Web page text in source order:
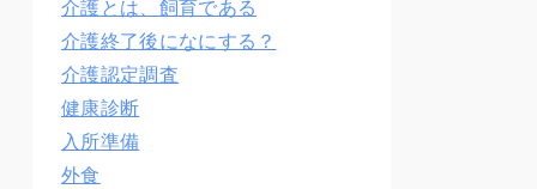
介護とは、飼育である
介護終了後になにする？
介護認定調査
健康診断
入所準備
外食